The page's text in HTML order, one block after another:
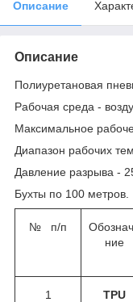
Описание
Описание
Полиуретановая
Рабочая среда -
Максимальное
Диапазон рабочих
Давление разрыва -
Бухты по 100 метров.
№ п/п
ние
1 TPU